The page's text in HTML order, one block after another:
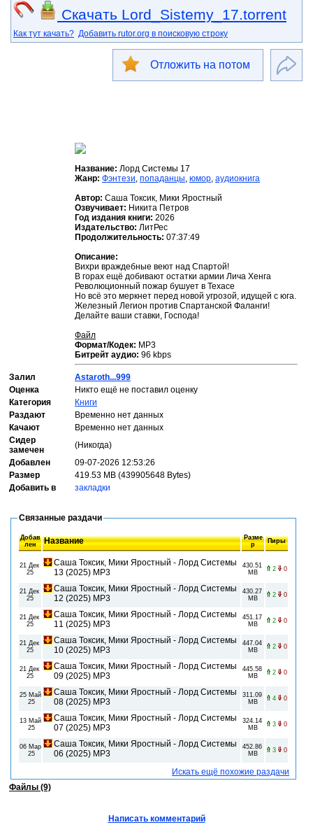
Скачать Lord_Sistemy_17.torrent
Как тут качать? Добавить rutor.org в поисковую строку
Отложить на потом
Название: Лорд Системы 17
Жанр: Фэнтези, попаданцы, юмор, аудиокнига
Автор: Саша Токсик, Мики Яростный
Озвучивает: Никита Петров
Год издания книги: 2026
Издательство: ЛитРес
Продолжительность: 07:37:49
Описание:
Вихри враждебные веют над Спартой!
В горах ещё добивают остатки армии Лича Хенга
Революционный пожар бушует в Техасе
Но всё это меркнет перед новой угрозой, идущей с юга.
Железный Легион против Спартанской Фаланги!
Делайте ваши ставки, Господа!
Файл
Формат/Кодек: МР3
Битрейт аудио: 96 kbps
Залил
Astaroth...999
Оценка
Никто ещё не поставил оценку
Категория
Книги
Раздают
Временно нет данных
Качают
Временно нет данных
Сидер
замечен
(Никогда)
Добавлен
09-07-2026 12:53:26
Размер
419.53 MB (439905648 Bytes)
Добавить в
закладки
Связанные раздачи
Добав
лен
Название
Разме
р
Пиры
21 Дек
25
Саша Токсик, Мики Яростный - Лорд Системы
13 (2025) МР3
430.51
MB
2 0
21 Дек
25
Саша Токсик, Мики Яростный - Лорд Системы
12 (2025) МР3
430.27
MB
2 0
21 Дек
25
Саша Токсик, Мики Яростный - Лорд Системы
11 (2025) МР3
451.17
MB
2 0
21 Дек
25
Саша Токсик, Мики Яростный - Лорд Системы
10 (2025) МР3
447.04
MB
2 0
21 Дек
25
Саша Токсик, Мики Яростный - Лорд Системы
09 (2025) МР3
445.58
MB
2 0
25 Май
25
Саша Токсик, Мики Яростный - Лорд Системы
08 (2025) МР3
311.09
MB
4 0
13 Май
25
Саша Токсик, Мики Яростный - Лорд Системы
07 (2025) МР3
324.14
MB
3 0
06 Мар
25
Саша Токсик, Мики Яростный - Лорд Системы
06 (2025) МР3
452.86
MB
3 0
Искать ещё похожие раздачи
Файлы (9)
Написать комментарий